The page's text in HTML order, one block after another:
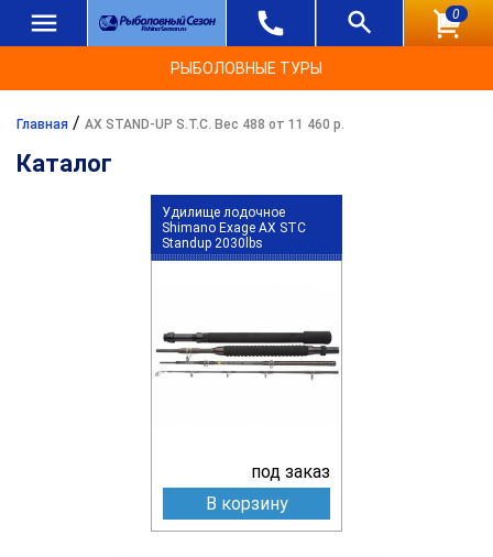
0
РЫБОЛОВНЫЕ ТУРЫ
Главная / AX STAND-UP S.T.C. Вес 488 от 11 460 р.
Каталог
Удилище лодочное
Shimano Exage AX STC
Standup 2030lbs
под заказ
В корзину